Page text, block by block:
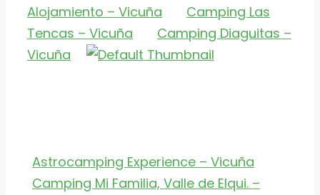
Alojamiento – Vicuña
Camping Las
Tencas – Vicuña
Camping Diaguitas –
Vicuña
Astrocamping Experience – Vicuña
Camping Mi Familia, Valle de Elqui. –